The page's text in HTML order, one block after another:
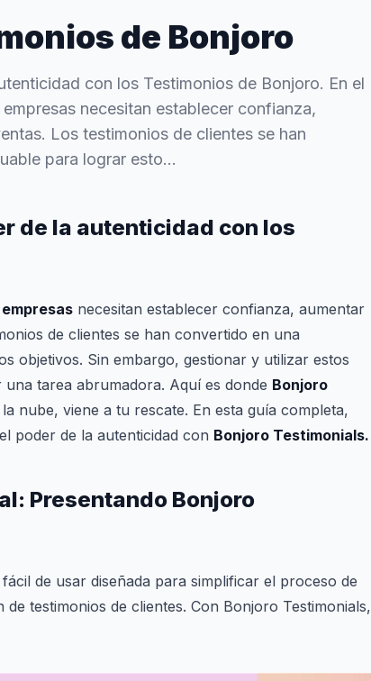
de Bonjoro
con los Testimonios de Bonjoro. En el
necesitan establecer confianza,
Los testimonios de clientes se han
para lograr esto...
de la autenticidad con los
necesitan establecer confianza, aumentar
de clientes se han convertido en una
objetivos. Sin embargo, gestionar y utilizar estos
tarea abrumadora. Aquí es donde Bonjoro
nube, viene a tu rescate. En esta guía completa,
poder de la autenticidad con Bonjoro Testimonials.
Presentando Bonjoro
de usar diseñada para simplificar el proceso de
testimonios de clientes. Con Bonjoro Testimonials,